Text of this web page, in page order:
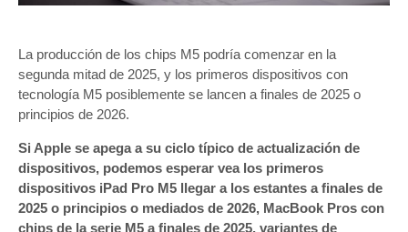
La producción de los chips M5 podría comenzar en la
segunda mitad de 2025, y los primeros dispositivos con
tecnología M5 posiblemente se lancen a finales de 2025 o
principios de 2026.
Si Apple se apega a su ciclo típico de actualización de
dispositivos, podemos esperar vea los primeros
dispositivos iPad Pro M5 llegar a los estantes a finales de
2025 o principios o mediados de 2026, MacBook Pros con
chips de la serie M5 a finales de 2025, variantes de